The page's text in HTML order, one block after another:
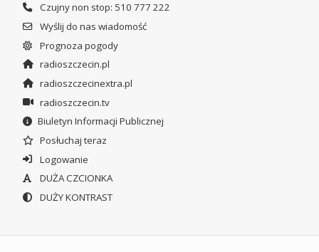
Czujny non stop: 510 777 222
Wyślij do nas wiadomość
Prognoza pogody
radioszczecin.pl
radioszczecinextra.pl
radioszczecin.tv
Biuletyn Informacji Publicznej
Posłuchaj teraz
Logowanie
DUŻA CZCIONKA
DUŻY KONTRAST